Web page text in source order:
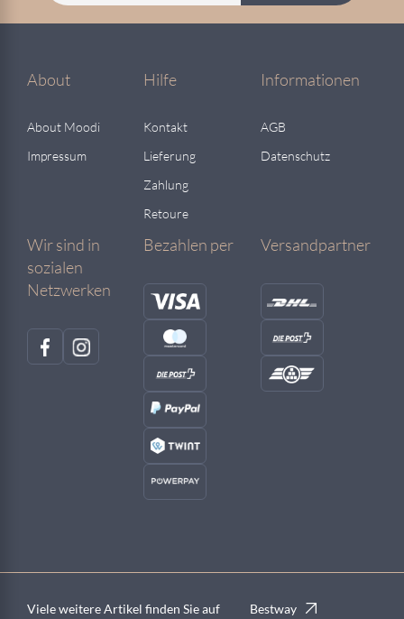
About
About Moodi
Impressum
Hilfe
Kontakt
Lieferung
Zahlung
Retoure
Informationen
AGB
Datenschutz
Wir sind in
sozialen
Netzwerken
Bezahlen per Versandpartner
Viele weitere Artikel finden Sie auf Bestway